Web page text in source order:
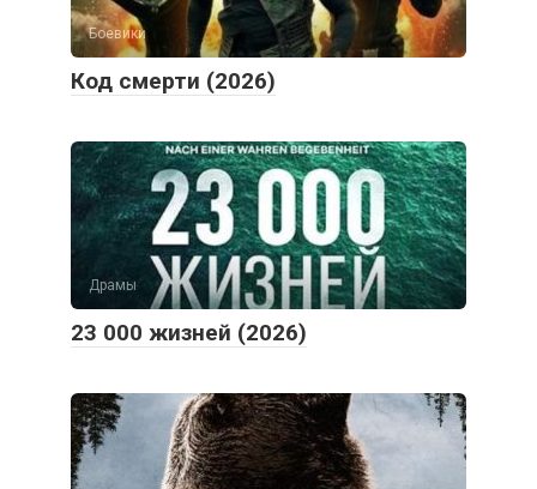
Боевики
Код смерти (2026)
Драмы
23 000 жизней (2026)